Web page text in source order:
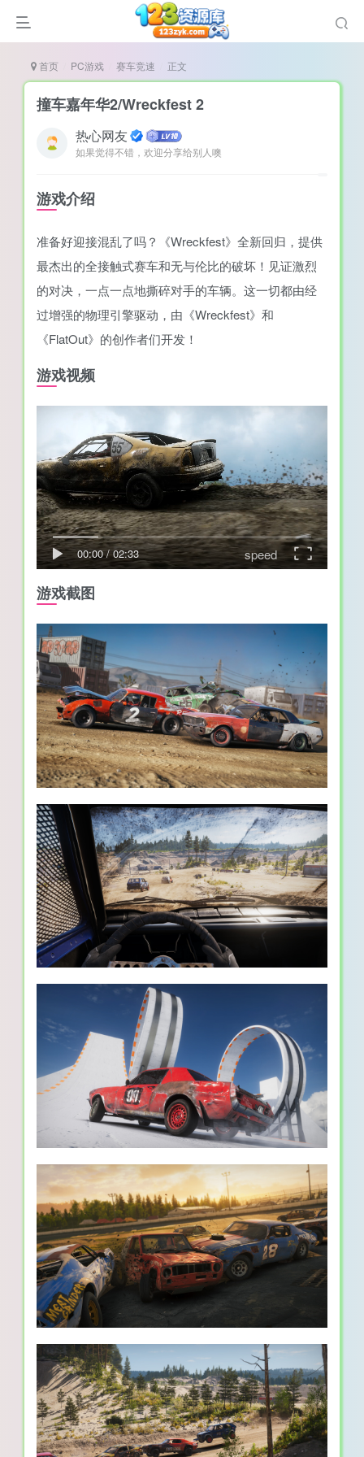
（摸鱼游戏）
首页 PC游戏 赛车竞速 正文
撞车嘉年华2/Wreckfest 2
热心网友
如果觉得不错，欢迎分享给别人噢
游戏介绍
准备好迎接混乱了吗？《Wreckfest》全新回归，提供
最杰出的全接触式赛车和无与伦比的破坏！见证激烈
的对决，一点一点地撕碎对手的车辆。这一切都由经
过增强的物理引擎驱动，由《Wreckfest》和
《FlatOut》的创作者们开发！
游戏视频
00:00/02:33 speed
游戏截图